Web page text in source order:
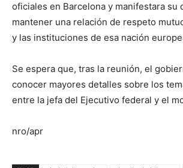
oficiales en Barcelona y manifestara su
mantener una relación de respeto
y las instituciones de esa nación
Se espera que, tras la reunión, el
conocer mayores detalles sobre los
entre la jefa del Ejecutivo federal y el
nro/apr